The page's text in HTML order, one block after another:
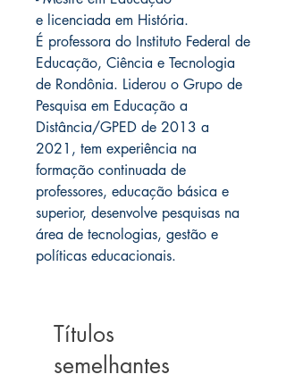
e licenciada em História.
É professora do Instituto Federal de
Educação, Ciência e Tecnologia
de Rondônia. Liderou o Grupo de
Pesquisa em Educação a
Distância/GPED de 2013 a
2021, tem experiência na
formação continuada de
professores, educação básica e
superior, desenvolve pesquisas na
área de tecnologias, gestão e
políticas educacionais.
Títulos
semelhantes